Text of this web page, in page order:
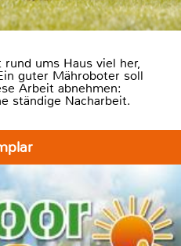
ums Haus viel her,
guter Mähroboter soll
Arbeit abnehmen:
ständige Nacharbeit.